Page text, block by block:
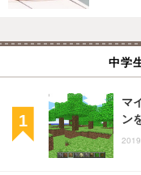
中学
マ
ン